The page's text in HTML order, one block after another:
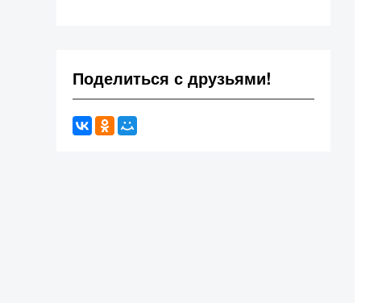
Поделиться с друзьями!